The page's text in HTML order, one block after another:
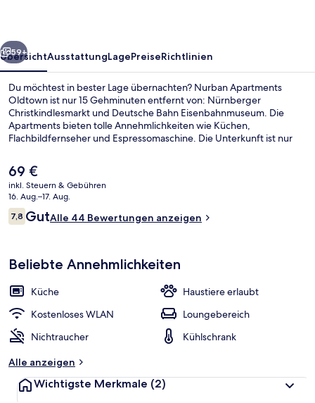
Weiter
59+
ÜbersichtAusstattungLagePreiseRichtlinien
Du möchtest in bester Lage übernachten? Nurban Apartments
Oldtown ist nur 15 Gehminuten entfernt von: Nürnberger
Christkindlesmarkt und Deutsche Bahn Eisenbahnmuseum. Die
Apartments bieten tolle Annehmlichkeiten wie Küchen,
Flachbildfernseher und Espressomaschine. Die Unterkunft ist nur
entfernt: Zur U-Bahn läuft man 4 Minuten (U-Bahn-Station Plärrer)
bzw. 4 Minuten (U-Bahn-Station Weißer Turm).
Der
aktuelle
Preis
beträgt
69 €.
69 €
inkl. Steuern & Gebühren
16. Aug.–17. Aug.
Bewertungen
7,87,8 von 10.
GutAlle 44 Bewertungen anzeigen
Beliebte Annehmlichkeiten
Küche
Haustiere erlaubt
Kostenloses WLAN
Loungebereich
Nichtraucher
Kühlschrank
Alle anzeigen
Wichtigste Merkmale (2)